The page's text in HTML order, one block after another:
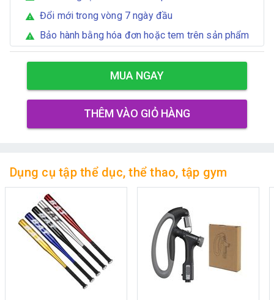
warning Đổi mới trong vòng 7 ngày đầu
warning Bảo hành bằng hóa đơn hoặc tem trên sản phẩm
MUA NGAY
THÊM VÀO GIỎ HÀNG
Dụng cụ tập thể dục, thể thao, tập gym